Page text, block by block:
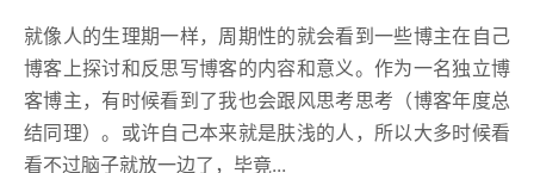
就像人的生理期一样，周期性的就会看到一些博主在自己
博客上探讨和反思写博客的内容和意义。作为一名独立博
客博主，有时候看到了我也会跟风思考思考（博客年度总
结同理）。或许自己本来就是肤浅的人，所以大多时候看
看不过脑子就放一边了，毕竟...